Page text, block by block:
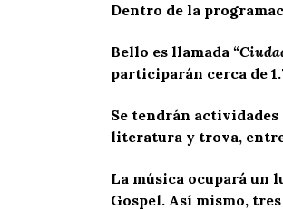
Dentro de la
Bello es llamada
participarán cerca de
Se tendrán
literatura y trova,
La música ocupará un
Gospel. Así mismo,